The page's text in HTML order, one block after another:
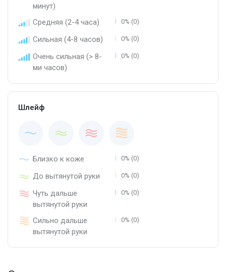
минут)
Средняя (2-4 часа) 0% (0)
Сильная (4-8 часов) 0% (0)
Очень сильная (> 8-
ми часов)
0% (0)
Шлейф
Близко к коже 0% (0)
До вытянутой руки 0% (0)
Чуть дальше
вытянутой руки
0% (0)
Сильно дальше
вытянутой руки
0% (0)